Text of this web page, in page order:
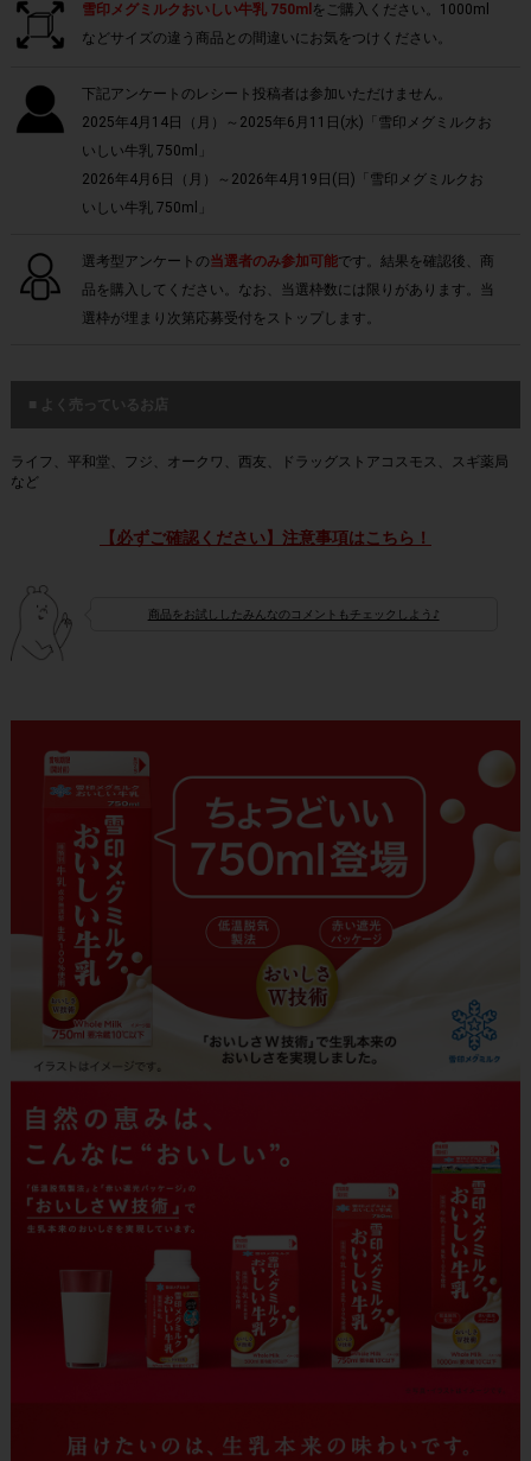
雪印メグミルクおいしい牛乳 750ml をご購入ください。1000ml
などサイズの違う商品との間違いにお気をつけください。
下記アンケートのレシート投稿者は参加いただけません。
2025年4月14日（月）～2025年6月11日(水)「雪印メグミルクお
いしい牛乳 750ml」
2026年4月6日（月）～2026年4月19日(日)「雪印メグミルクお
いしい牛乳 750ml」
選考型アンケートの当選者のみ参加可能です。結果を確認後、商
品を購入してください。なお、当選枠数には限りがあります。当
選枠が埋まり次第応募受付をストップします。
■ よく売っているお店
ライフ、平和堂、フジ、オークワ、西友、ドラッグストアコスモス、スギ薬局
など
【必ずご確認ください】注意事項はこちら！
商品をお試ししたみんなのコメントもチェックしよう♪